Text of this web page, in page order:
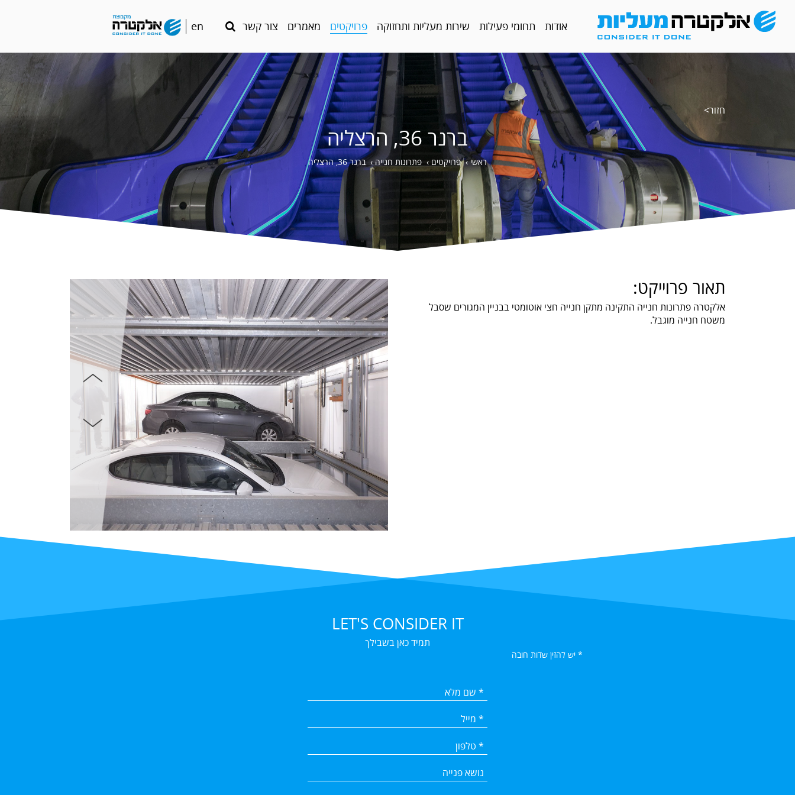
אודות תחומי פעילות שירות מעליות ותחזוקה פרויקטים מאמרים צור קשר en
חזור>
ברנר 36, הרצליה
ראשי› פרויקטים › פתרונות חנייה› ברנר 36, הרצליה
תאור פרוייקט:
אלקטרה פתרונות חנייה התקינה מתקן חנייה חצי אוטומטי בבניין המגורים שסבל
משטח חנייה מוגבל.
LET'S CONSIDER IT
תמיד כאן בשבילך
* יש להזין שדות חובה